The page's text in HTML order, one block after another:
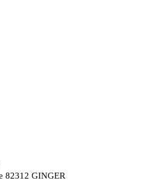
82312 GINGER